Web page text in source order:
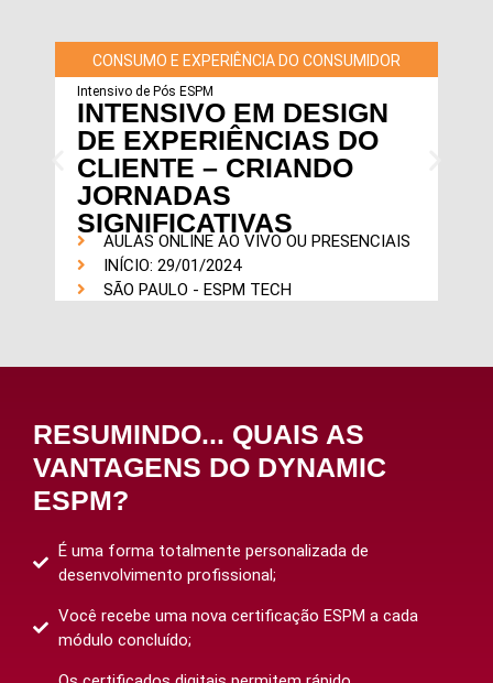
Intensivo de Pós ESPM
CONSUMO E EXPERIÊNCIA DO CONSUMIDOR
INTENSIVO EM DESIGN
DE EXPERIÊNCIAS DO
CLIENTE – CRIANDO
JORNADAS
SIGNIFICATIVAS
AULAS ONLINE AO VIVO OU PRESENCIAIS
INÍCIO: 29/01/2024
SÃO PAULO - ESPM TECH
RESUMINDO... QUAIS AS
VANTAGENS DO DYNAMIC
ESPM?
É uma forma totalmente personalizada de
desenvolvimento profissional;
Você recebe uma nova certificação ESPM a cada
módulo concluído;